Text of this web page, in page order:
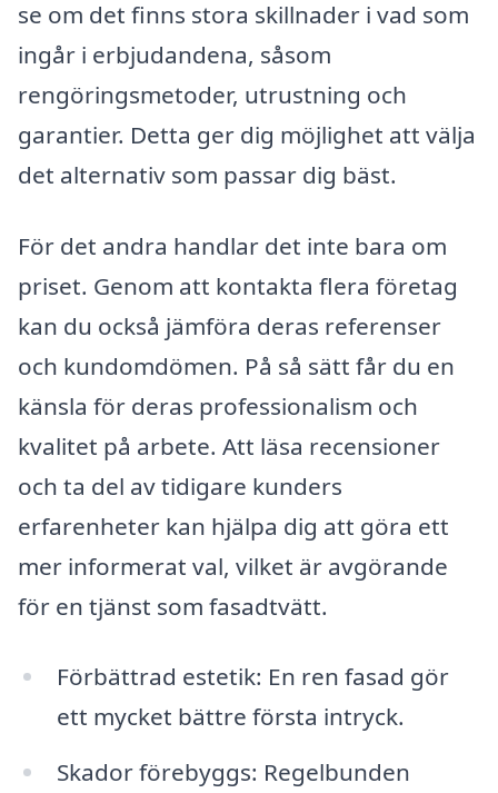
se om det finns stora skillnader i vad som
ingår i erbjudandena, såsom
rengöringsmetoder, utrustning och
garantier. Detta ger dig möjlighet att välja
det alternativ som passar dig bäst.
För det andra handlar det inte bara om
priset. Genom att kontakta flera företag
kan du också jämföra deras referenser
och kundomdömen. På så sätt får du en
känsla för deras professionalism och
kvalitet på arbete. Att läsa recensioner
och ta del av tidigare kunders
erfarenheter kan hjälpa dig att göra ett
mer informerat val, vilket är avgörande
för en tjänst som fasadtvätt.
Förbättrad estetik: En ren fasad gör
ett mycket bättre första intryck.
Skador förebyggs: Regelbunden